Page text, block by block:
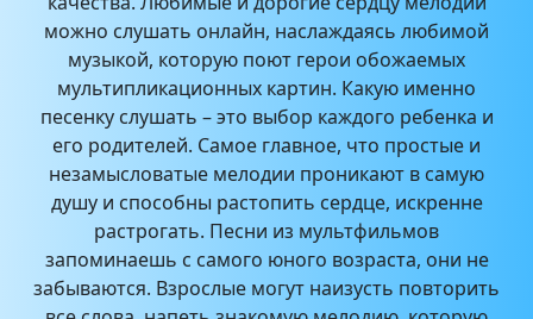
можно слушать онлайн, наслаждаясь любимой
музыкой, которую поют герои обожаемых
мультипликационных картин. Какую именно
песенку слушать – это выбор каждого ребенка и
его родителей. Самое главное, что простые и
незамысловатые мелодии проникают в самую
душу и способны растопить сердце, искренне
растрогать. Песни из мультфильмов
запоминаешь с самого юного возраста, они не
забываются. Взрослые могут наизусть повторить